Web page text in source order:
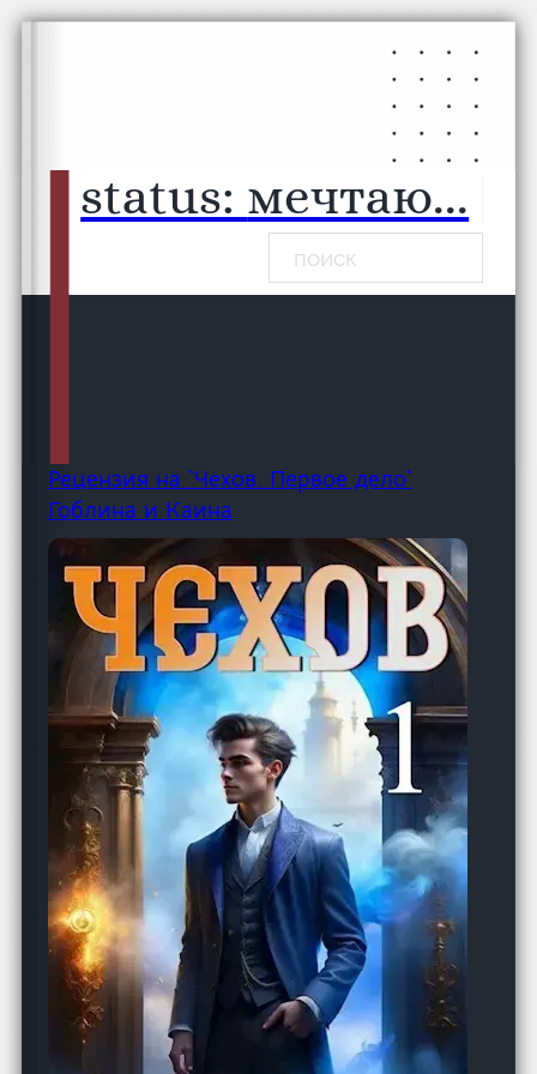
Перейти к основному содержанию
Перейти к нижнему колонтитулу
status: мечтаю...
Поиск
Рецензия на `Чехов. Первое дело`
Гоблина и Каина